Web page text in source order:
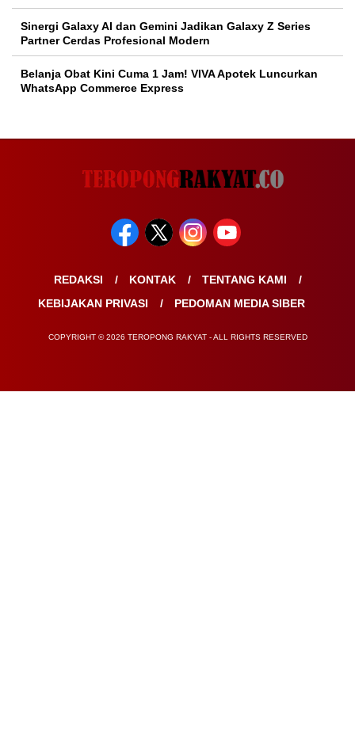
Sinergi Galaxy AI dan Gemini Jadikan Galaxy Z Series
Partner Cerdas Profesional Modern
Belanja Obat Kini Cuma 1 Jam! VIVA Apotek Luncurkan
WhatsApp Commerce Express
REDAKSI KONTAK
TENTANG KAMI
KEBIJAKAN PRIVASI
PEDOMAN MEDIA SIBER
COPYRIGHT © 2026 TEROPONG RAKYAT - ALL RIGHTS RESERVED